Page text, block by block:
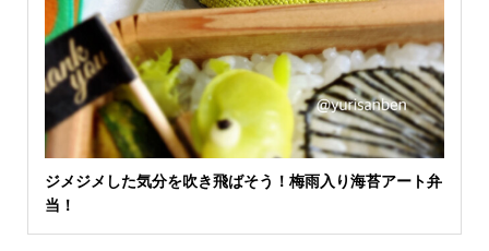
ジメジメした気分を吹き飛ばそう！梅雨入り海苔アート弁
当！